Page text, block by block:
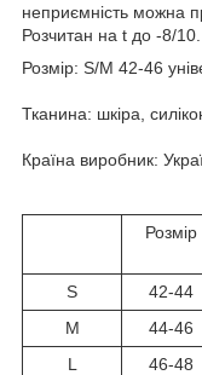
неприємність можна
Розчитан на t до -8/10.
Розмір: S/M 42-46
Тканина: шкіра,
Країна виробник:
Розмір
S
42-44
M
44-46
L
46-48